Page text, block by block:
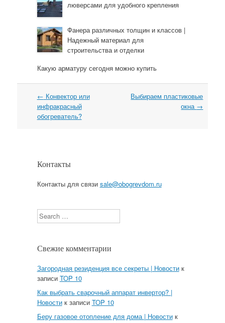
люверсами для удобного крепления
Фанера различных толщин и классов |
Надежный материал для
строительства и отделки
Какую арматуру сегодня можно купить
Навигация
← Конвектор или
инфракрасный
обогреватель?
Выбираем пластиковые
окна →
Контакты
Контакты для связи sale@obogrevdom.ru
Search
Свежие комментарии
Загородная резиденция все секреты | Новостик
записи TOP 10
Как выбрать сварочный аппарат инвертор? |
Новостик записи TOP 10
Беру газовое отопление для дома | Новостик